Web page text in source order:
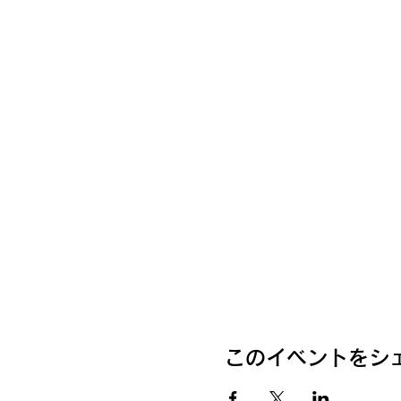
このイベントをシ